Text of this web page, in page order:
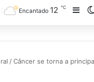
Encantado 12℃
/ Câncer se torna a